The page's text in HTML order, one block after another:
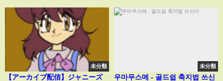
未分類
【アーカイブ配信】ジャニーズ
未分類
우마무스메 - 골드쉽 축지법 쓰신